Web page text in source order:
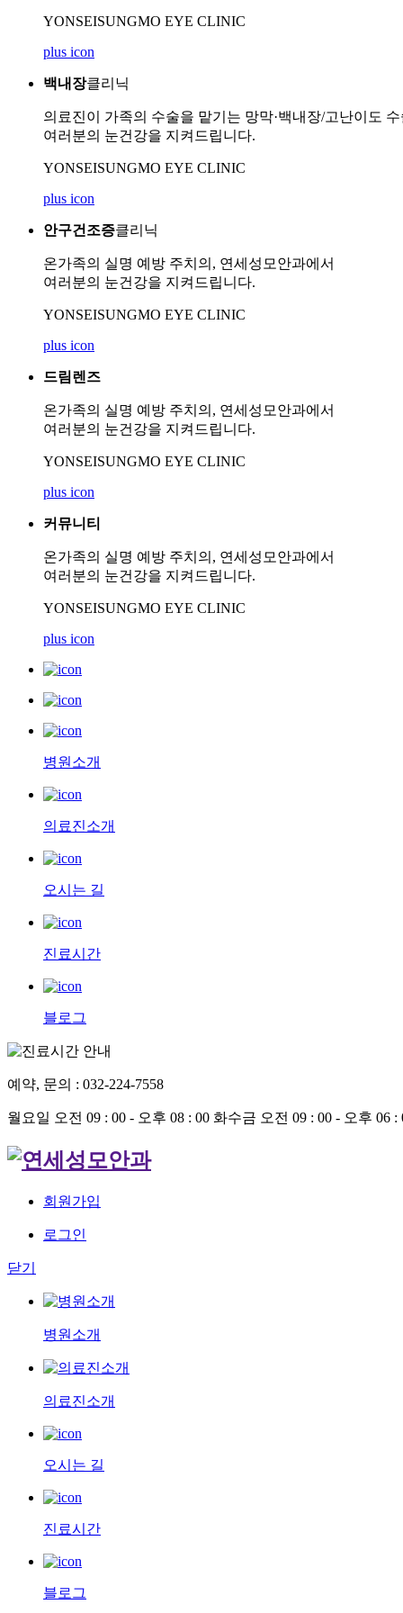
YONSEISUNGMO EYE CLINIC
plus icon
백내장클리닉
의료진이 가족의 수술을 맡기는 망막·백내장/고난이도
여러분의 눈건강을 지켜드립니다.
YONSEISUNGMO EYE CLINIC
plus icon
안구건조증클리닉
온가족의 실명 예방 주치의, 연세성모안과에서
여러분의 눈건강을 지켜드립니다.
YONSEISUNGMO EYE CLINIC
plus icon
드림렌즈
온가족의 실명 예방 주치의, 연세성모안과에서
여러분의 눈건강을 지켜드립니다.
YONSEISUNGMO EYE CLINIC
plus icon
커뮤니티
온가족의 실명 예방 주치의, 연세성모안과에서
여러분의 눈건강을 지켜드립니다.
YONSEISUNGMO EYE CLINIC
plus icon
병원소개
의료진소개
오시는 길
진료시간
블로그
예약, 문의 : 032-224-7558
월요일 오전 09 : 00 - 오후 08 : 00 화수금 오전 09 : 00 - 오후 06
회원가입
로그인
닫기
병원소개
의료진소개
오시는 길
진료시간
블로그